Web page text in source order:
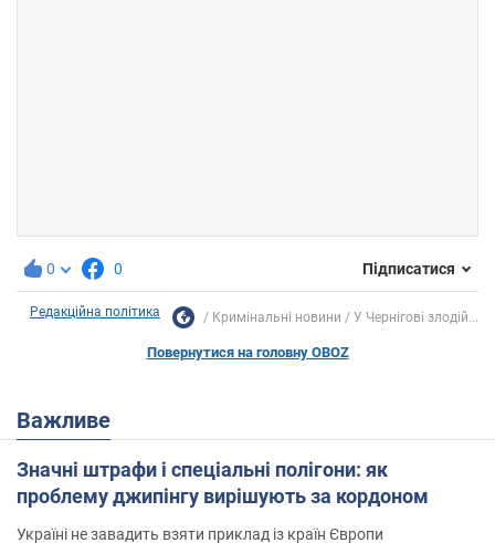
0 0 Підписатися
Редакційна політика Кримінальні новини У Чернігові злодій...
Повернутися на головну OBOZ
Важливе
Значні штрафи і спеціальні полігони: як
проблему джипінгу вирішують за кордоном
Україні не завадить взяти приклад із країн Європи